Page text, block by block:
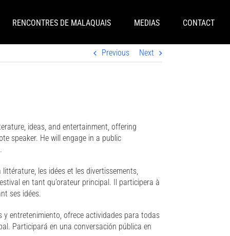
RENCONTRES DE MALAQUAIS MEDIAS CONTACT
Previous Next
ideas, and entertainment, offering
speaker. He will engage in a public
les idées et les divertissements,
en tant qu’orateur principal. Il participera à
ses idées.
entretenimiento, ofrece actividades para todas
Participará en una conversación pública en